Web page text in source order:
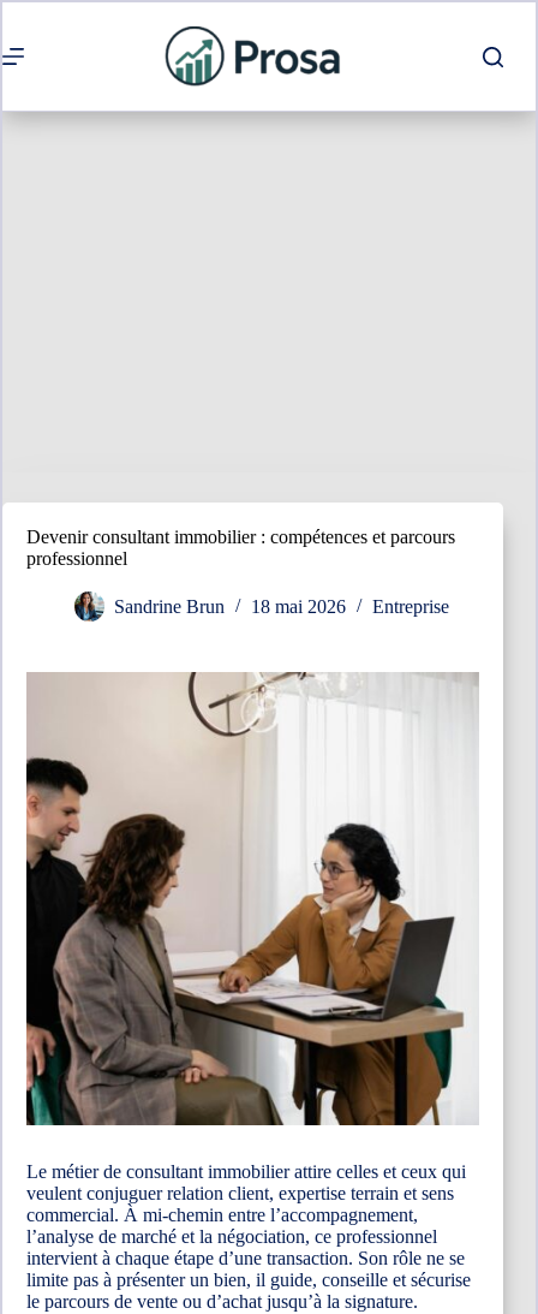
contenu
Devenir consultant immobilier : compétences et parcours
professionnel
Sandrine Brun 18 mai 2026 Entreprise
Le métier de consultant immobilier attire celles et ceux qui
veulent conjuguer relation client, expertise terrain et sens
commercial. À mi-chemin entre l’accompagnement,
l’analyse de marché et la négociation, ce professionnel
intervient à chaque étape d’une transaction. Son rôle ne se
limite pas à présenter un bien, il guide, conseille et sécurise
le parcours de vente ou d’achat jusqu’à la signature.